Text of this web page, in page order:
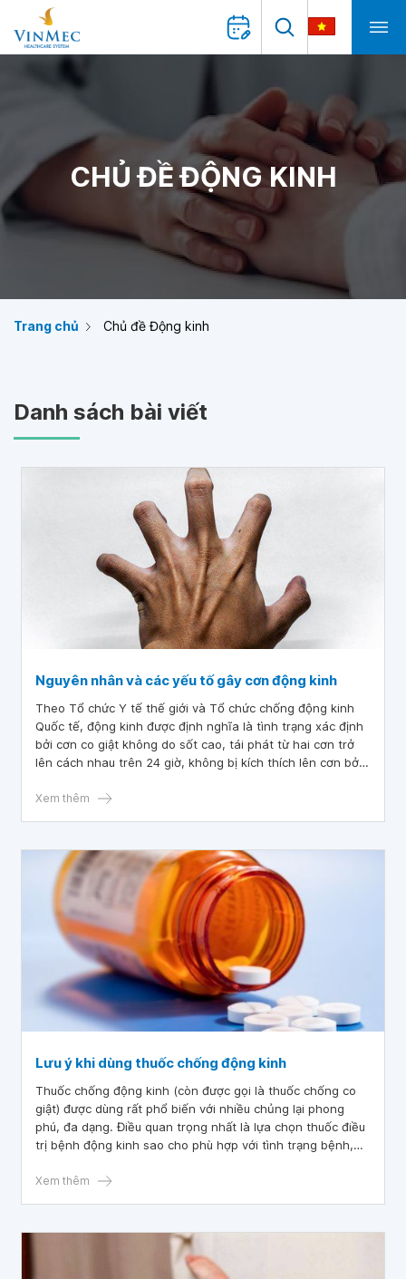
CHỦ ĐỀ ĐỘNG KINH
Trang chủ Chủ đề Động kinh
Danh sách bài viết
Nguyên nhân và các yếu tố gây cơn động kinh
Theo Tổ chức Y tế thế giới và Tổ chức chống động kinh
Quốc tế, động kinh được định nghĩa là tình trạng xác định
bởi cơn co giật không do sốt cao, tái phát từ hai cơn trở
lên cách nhau trên 24 giờ, không bị kích thích lên cơn bởi
sự ngừng thuốc, ngừng rượu đột ngột.
Xem thêm
Lưu ý khi dùng thuốc chống động kinh
Thuốc chống động kinh (còn được gọi là thuốc chống co
giật) được dùng rất phổ biến với nhiều chủng lại phong
phú, đa dạng. Điều quan trọng nhất là lựa chọn thuốc điều
trị bệnh động kinh sao cho phù hợp với tình trạng bệnh,
sống của người bệnh và giảm thiểu các tác dụng phụ có
Xem thêm